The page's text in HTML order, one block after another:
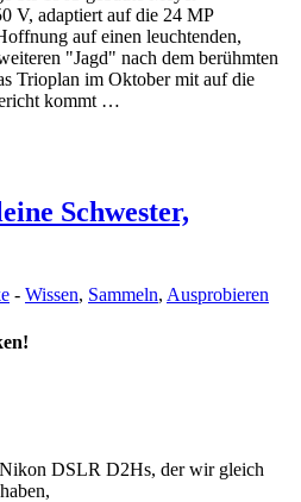
V, adaptiert auf die 24 MP
auf einen leuchtenden,
"Jagd" nach dem berühmten
Trioplan im Oktober mit auf die
kommt …
Schwester,
- Wissen, Sammeln, Ausprobieren
DSLR D2Hs, der wir gleich